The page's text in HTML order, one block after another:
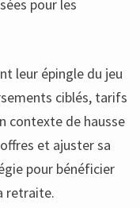
pour les
leur épingle du jeu
ciblés, tarifs
contexte de hausse
et ajuster sa
pour bénéficier
retraite.